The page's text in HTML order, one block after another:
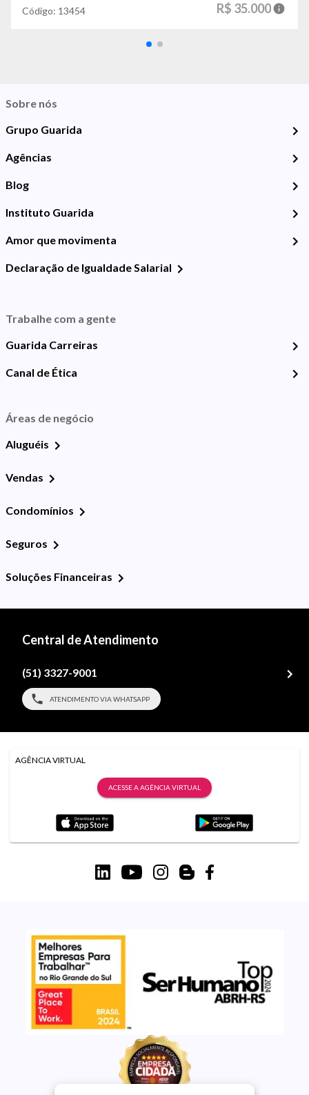
Código: 13454 R$ 35.000
Sobre nós
Grupo Guarida
Agências
Blog
Instituto Guarida
Amor que movimenta
Declaração de Igualdade Salarial
Trabalhe com a gente
Guarida Carreiras
Canal de Ética
Áreas de negócio
Aluguéis
Vendas
Condomínios
Seguros
Soluções Financeiras
Central de Atendimento
(51) 3327-9001
ATENDIMENTO VIA WHATSAPP
AGÊNCIA VIRTUAL
ACESSE A AGÊNCIA VIRTUAL